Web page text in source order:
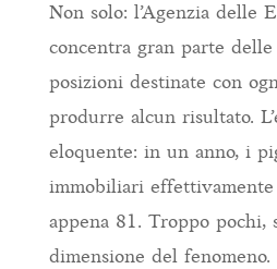
Non solo: l’Agenzia delle
concentra gran parte
posizioni destinate con
produrre alcun risultato.
eloquente: in un anno, i
immobiliari effettivamente
appena 81. Troppo pochi,
dimensione del